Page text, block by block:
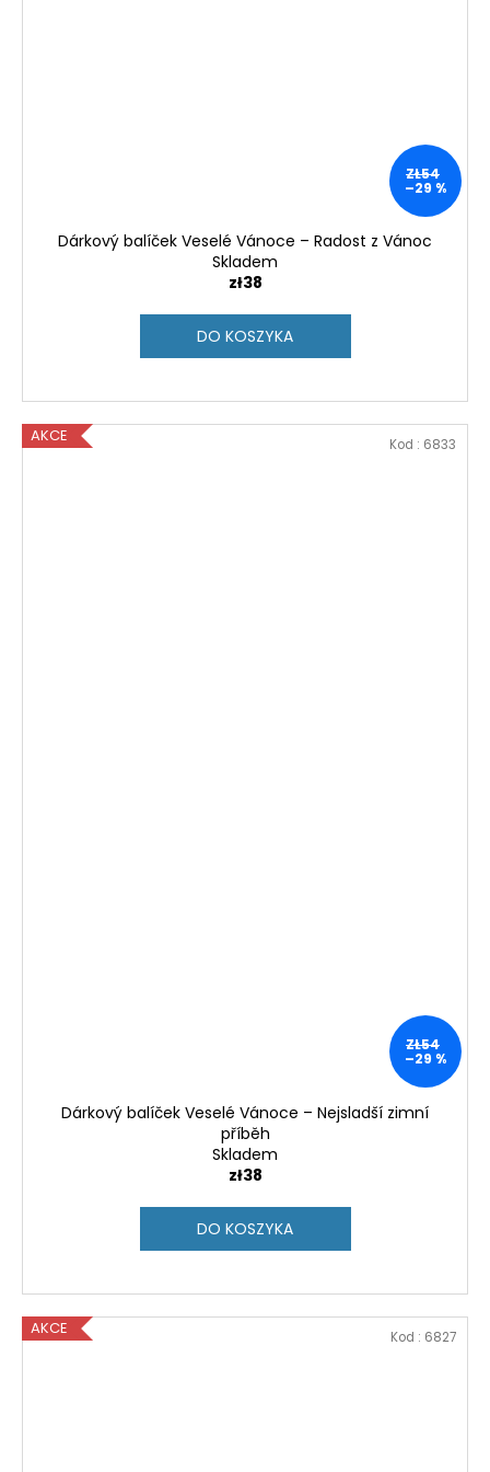
ZŁ54
–29 %
Dárkový balíček Veselé Vánoce – Radost z Vánoc
Skladem
zł38
DO KOSZYKA
AKCE
ZŁ54
–29 %
Dárkový balíček Veselé Vánoce – Nejsladší zimní
příběh
Skladem
zł38
DO KOSZYKA
Kod : 6833
AKCE Kod : 6827